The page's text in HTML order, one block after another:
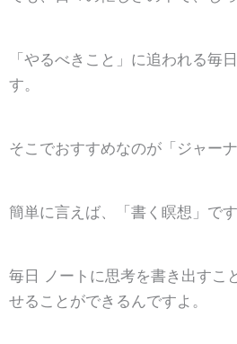
「やるべきこと」に追われる毎
す。
そこでおすすめなのが「ジャー
簡単に言えば、「書く瞑想」です
毎日 ノートに思考を書き出すこ
せることができるんですよ。